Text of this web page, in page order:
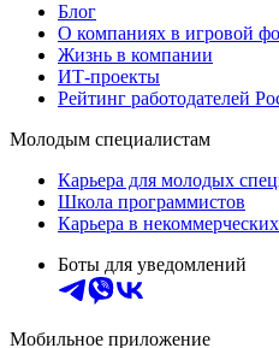
Блог
О компаниях в игровой
Жизнь в компании
ИТ-проекты
Рейтинг работодателей
Молодым специалистам
Карьера для молодых
Школа программистов
Карьера в
Боты для уведомлений
Мобильное приложение